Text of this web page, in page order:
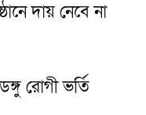
দায় নেবে না
রোগী ভর্তি